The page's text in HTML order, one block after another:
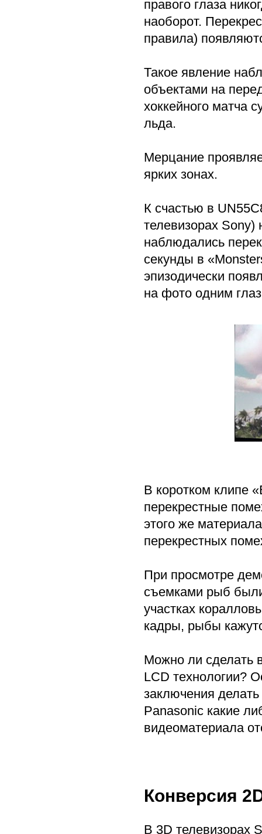
правого глаза
наоборот.
правила)
Такое явление
объектами на
хоккейного матча
льда.
Мерцание
ярких зонах.
К счастью в
телевизорах
наблюдались
секунды в
эпизодически
на фото одним
В коротком клипе
перекрестные
этого же
перекрестных
При просмотре
съемками рыб
участках
кадры, рыбы
Можно ли сделать
LCD технологии?
заключения
Panasonic какие
видеоматериала
Конверсия
В 3D телевизорах